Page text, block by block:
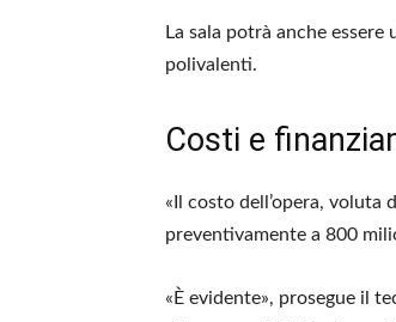
La sala potrà anche
polivalenti.
Costi e
«Il costo dell’opera, voluta
preventivamente a 800
«È evidente», prosegue il